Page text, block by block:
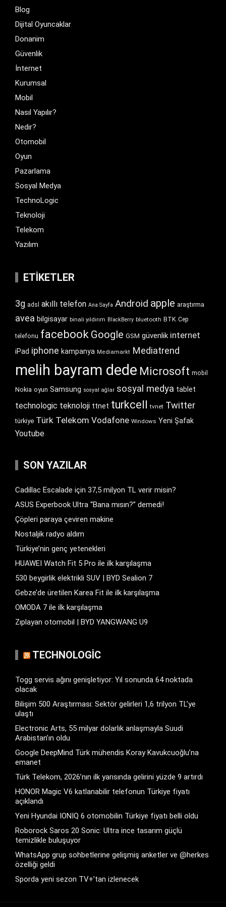
Blog
Dijital Oyuncaklar
Donanim
Güvenlik
İnternet
Kurumsal
Mobil
Nasıl Yapılır?
Nedir?
Otomobil
Oyun
Pazarlama
Sosyal Medya
TechnoLogic
Teknoloji
Telekom
Yazılım
ETIKETLER
3g adsl akıllı telefon Ana Sayfa Android apple araştırma
avea bilgisayar binali yıldırım BlackBerry bluetooth BTK Cep
telefonu facebook Google GSM güvenlik internet
iPad iphone kampanya Mediamarkt Mediatrend
melih bayram dede Microsoft mobil
Nokia oyun Samsung sosyal ağlar sosyal medya tablet
technologic teknoloji ttnet turkcell tvnet Twitter
türkiye Türk Telekom Vodafone Windows Yeni Şafak
Youtube
SON YAZILAR
Cadillac Escalade için 37,5 milyon TL verir misin?
ASUS Experbook Ultra “Bana mısın?” demedi!
Çöpleri paraya çeviren makine
Nostaljik radyo aldım
Türkiye’nin genç yetenekleri
HUAWEI Watch Fit 5 Pro ile ilk karşılaşma
530 beygirlik elektrikli SUV | BYD Sealion 7
Gebze’de üretilen Karea Fit ile ilk karşılaşma
OMODA 7 ile ilk karşılaşma
Zıplayan otomobil | BYD YANGWANG U9
TECHNOLOGIC
Togg servis ağını genişletiyor: Yıl sonunda 64 noktada
olacak
Bilişim 500 Araştırması: Sektör gelirleri 1,6 trilyon TL’ye
ulaştı
Electronic Arts, 55 milyar dolarlık anlaşmayla Suudi
Arabistan’ın oldu
Google DeepMind Türk mühendis Koray Kavukcuoğlu’na
emanet
Türk Telekom, 2026’nın ilk yarısında gelirini yüzde 9 artırdı
HONOR Magic V6 katlanabilir telefonun Türkiye fiyatı
açıklandı
Yeni Hyundai IONIQ 6 otomobilin Türkiye fiyatı belli oldu
Roborock Saros 20 Sonic: Ultra ince tasarım güçlü
temizlikle buluşuyor
WhatsApp grup sohbetlerine gelişmiş anketler ve @herkes
özelliği geldi
Sporda yeni sezon TV+’tan izlenecek